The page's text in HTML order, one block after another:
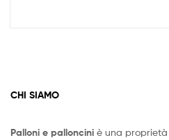
CHI SIAMO
Palloni e palloncini è una proprietà